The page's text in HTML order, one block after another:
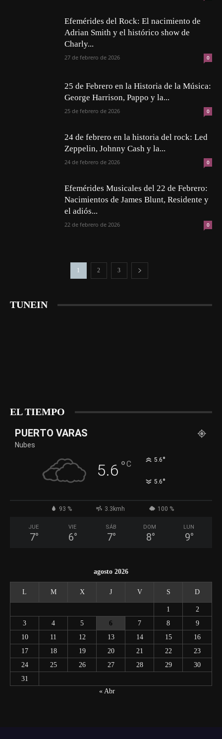
Efemérides del Rock: El nacimiento de
Adrian Smith y el histórico show de
Charly...
27 de febrero de 2026 0
25 de Febrero en la Historia de la Música:
George Harrison, Pappo y la...
25 de febrero de 2026 0
24 de febrero en la historia del rock: Led
Zeppelin, Johnny Cash y la...
24 de febrero de 2026 0
Efemérides Musicales del 22 de Febrero:
Nacimientos de James Blunt, Residente y
el adiós...
22 de febrero de 2026 0
1 2 3
TUNEIN
EL TIEMPO
PUERTO VARAS
Nubes
5.6 °C 5.6°
5.6°
93 % 3.3kmh 100 %
JUE
7°
VIE
6°
SÁB
7°
DOM
8°
LUN
9°
agosto 2026
L M X J V S D
1
2
3
4 5 6 7 8
9
10
11 12 13 14 15
16
17
18 19 20 21 22
23
24
25 26 27 28 29
30
31
« Abr